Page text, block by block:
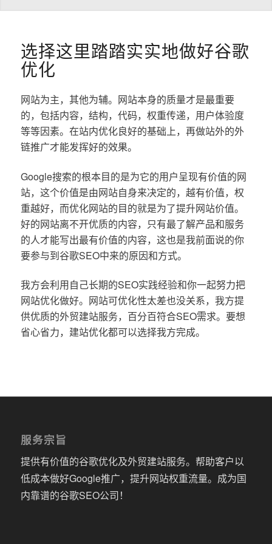
选择这里踏踏实实地做好谷歌
优化
网站为主，其他为辅。网站本身的质量才是最重要
的，包括内容，结构，代码，权重传递，用户体验度
等等因素。在站内优化良好的基础上，再做站外的外
链推广才能发挥好的效果。
Google搜索的根本目的是为它的用户呈现有价值的网
站，这个价值是由网站自身来决定的，越有价值，权
重越好，而优化网站的目的就是为了提升网站价值。
好的网站离不开优质的内容，只有最了解产品和服务
的人才能写出最有价值的内容，这也是我前面说的你
要参与到谷歌SEO中来的原因和方式。
我方会利用自己长期的SEO实践经验和你一起努力把
网站优化做好。网站可优化性太差也没关系，我方提
供优质的外贸建站服务，百分百符合SEO需求。要想
省心省力，建站优化都可以选择我方完成。
服务宗旨
提供有价值的谷歌优化及外贸建站服务。帮助客户以
低成本做好Google推广，提升网站权重流量。成为国
内靠谱的谷歌SEO公司！